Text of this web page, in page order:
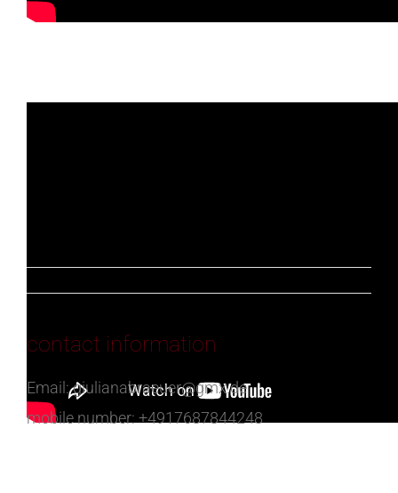
contact information
Email: giulianabraeuer@gmx.de
mobile number: +4917687844248